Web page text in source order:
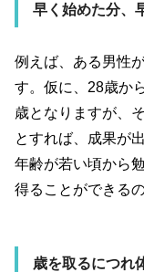
早く始めた分、
例えば、ある男性
す。仮に、 28歳か
歳となりますが、
とすれば、成果が
年齢が若い頃から
得ることができるの
歳を取るにつれ